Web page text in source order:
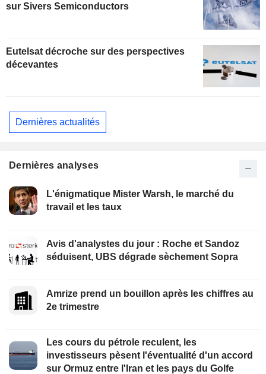
sur Sivers Semiconductors
Eutelsat décroche sur des perspectives
décevantes
Dernières actualités
Dernières analyses
L'énigmatique Mister Warsh, le marché du
travail et les taux
Avis d'analystes du jour : Roche et Sandoz
séduisent, UBS dégrade sèchement Sopra
Amrize prend un bouillon après les chiffres au
2e trimestre
Les cours du pétrole reculent, les
investisseurs pèsent l'éventualité d'un accord
sur Ormuz entre l'Iran et les pays du Golfe